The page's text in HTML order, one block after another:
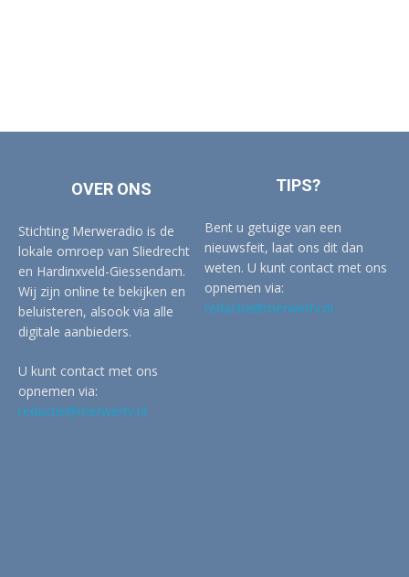
OVER ONS
Stichting Merweradio is de
lokale omroep van Sliedrecht
en Hardinxveld-Giessendam.
Wij zijn online te bekijken en
beluisteren, alsook via alle
digitale aanbieders.
U kunt contact met ons
opnemen via:
redactie@merwertv.nl
TIPS?
Bent u getuige van een
nieuwsfeit, laat ons dit dan
weten. U kunt contact met ons
opnemen via:
redactie@merwertv.nl